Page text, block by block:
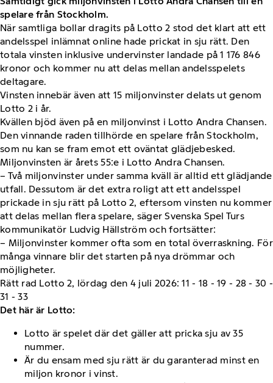
spelare från Stockholm.
När samtliga bollar dragits på Lotto 2 stod det klart att ett
andelsspel inlämnat online hade prickat in sju rätt. Den
totala vinsten inklusive undervinster landade på 1 176 846
kronor och kommer nu att delas mellan andelsspelets
deltagare.
Vinsten innebär även att 15 miljonvinster delats ut genom
Lotto 2 i år.
Kvällen bjöd även på en miljonvinst i Lotto Andra Chansen.
Den vinnande raden tillhörde en spelare från Stockholm,
som nu kan se fram emot ett oväntat glädjebesked.
Miljonvinsten är årets 55:e i Lotto Andra Chansen.
– Två miljonvinster under samma kväll är alltid ett glädjande
utfall. Dessutom är det extra roligt att ett andelsspel
prickade in sju rätt på Lotto 2, eftersom vinsten nu kommer
att delas mellan flera spelare, säger Svenska Spel Turs
kommunikatör Ludvig Hällström och fortsätter:
– Miljonvinster kommer ofta som en total överraskning. För
många vinnare blir det starten på nya drömmar och
möjligheter.
Rätt rad Lotto 2, lördag den 4 juli 2026: 11 - 18 - 19 - 28 - 30 -
31 - 33
Det här är Lotto:
Lotto är spelet där det gäller att pricka sju av 35
nummer.
Är du ensam med sju rätt är du garanterad minst en
miljon kronor i vinst.